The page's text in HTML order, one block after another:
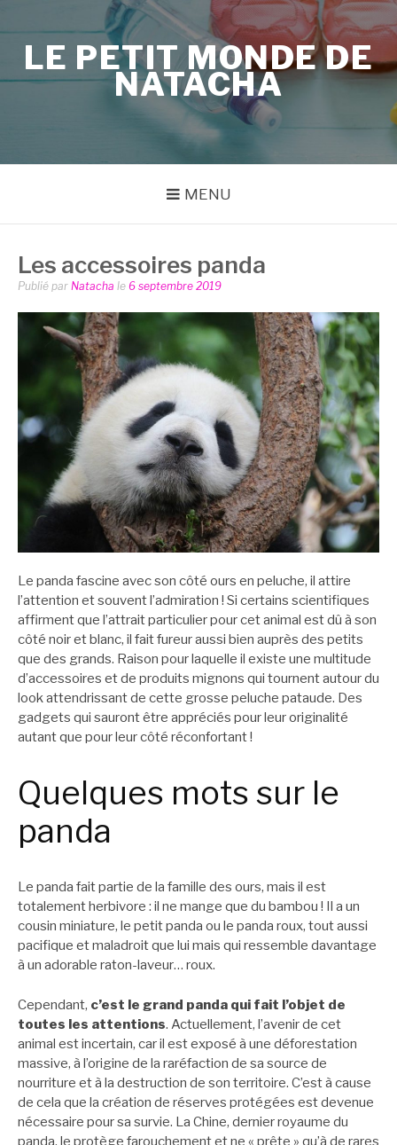
au
contenuLE PETIT MONDE DE
NATACHA
MENU
Les accessoires panda
Publié par Natacha le 6 septembre 2019
Le panda fascine avec son côté ours en peluche, il attire
l’attention et souvent l’admiration ! Si certains scientifiques
affirment que l’attrait particulier pour cet animal est dû à son
côté noir et blanc, il fait fureur aussi bien auprès des petits
que des grands. Raison pour laquelle il existe une multitude
d’accessoires et de produits mignons qui tournent autour du
look attendrissant de cette grosse peluche pataude. Des
gadgets qui sauront être appréciés pour leur originalité
autant que pour leur côté réconfortant !
Quelques mots sur le
panda
Le panda fait partie de la famille des ours, mais il est
totalement herbivore : il ne mange que du bambou ! Il a un
cousin miniature, le petit panda ou le panda roux, tout aussi
pacifique et maladroit que lui mais qui ressemble davantage
à un adorable raton-laveur… roux.
Cependant, c’est le grand panda qui fait l’objet de
toutes les attentions. Actuellement, l’avenir de cet
animal est incertain, car il est exposé à une déforestation
massive, à l’origine de la raréfaction de sa source de
nourriture et à la destruction de son territoire. C’est à cause
de cela que la création de réserves protégées est devenue
nécessaire pour sa survie. La Chine, dernier royaume du
panda, le protège farouchement et ne « prête » qu’à de rares